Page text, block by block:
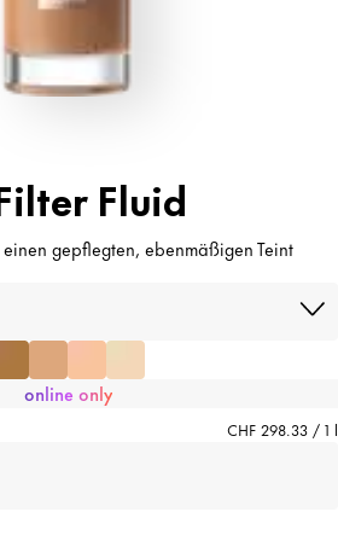
Fluid
gepflegten, ebenmäßigen Teint
online only
CHF 298.33 / 1 l